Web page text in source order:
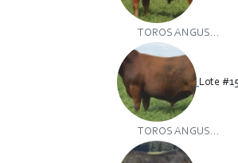
TOROS ANGUS...
Lote
TOROS ANGUS...